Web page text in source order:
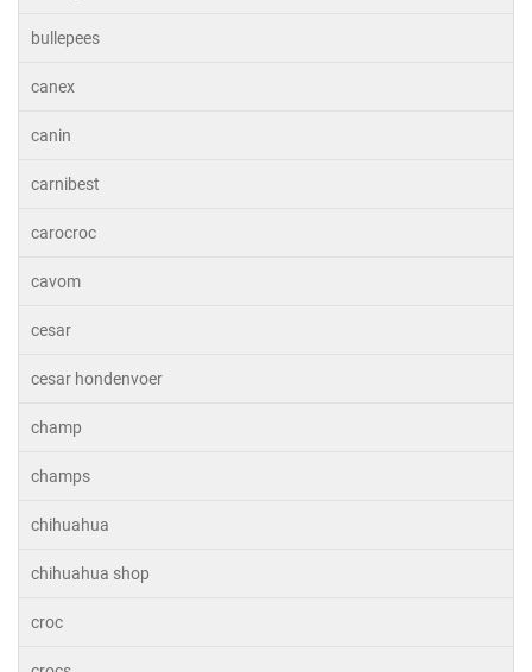
bullepees
canex
canin
carnibest
carocroc
cavom
cesar
cesar hondenvoer
champ
champs
chihuahua
chihuahua shop
croc